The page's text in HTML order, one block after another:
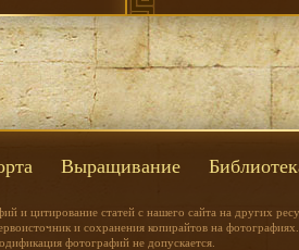
Выращивание
и цитирование статей с нашего сайта на других
и сохранения копирайтов на
фотографий не допускается.